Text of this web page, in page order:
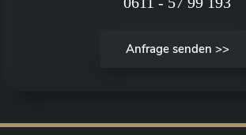
Anfrage senden >>